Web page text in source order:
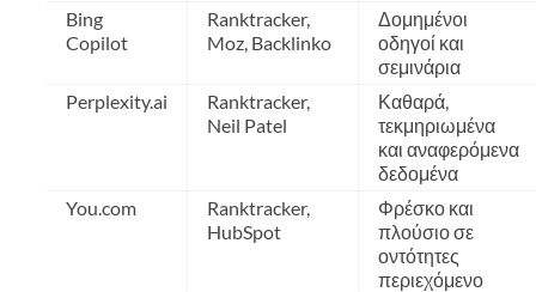
Bing
Copilot
Ranktracker,
Moz, Backlinko
Δομημένοι
οδηγοί και
σεμινάρια
Perplexity.ai
Ranktracker,
Neil Patel
Καθαρά,
τεκμηριωμένα
και αναφερόμενα
δεδομένα
You.com
Ranktracker,
HubSpot
Φρέσκο και
πλούσιο σε
οντότητες
περιεχόμενο